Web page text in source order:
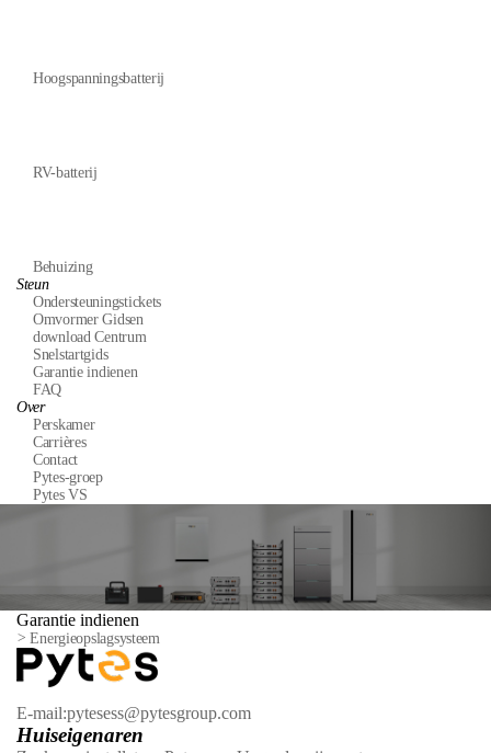
Hoogspanningsbatterij
RV-batterij
Behuizing
Steun
Ondersteuningstickets
Omvormer Gidsen
download Centrum
Snelstartgids
Garantie indienen
FAQ
Over
Perskamer
Carrières
Contact
Pytes-groep
Pytes VS
Garantie indienen
> Energieopslagsysteem
E-mail:pytesess@pytesgroup.com
Huiseigenaren